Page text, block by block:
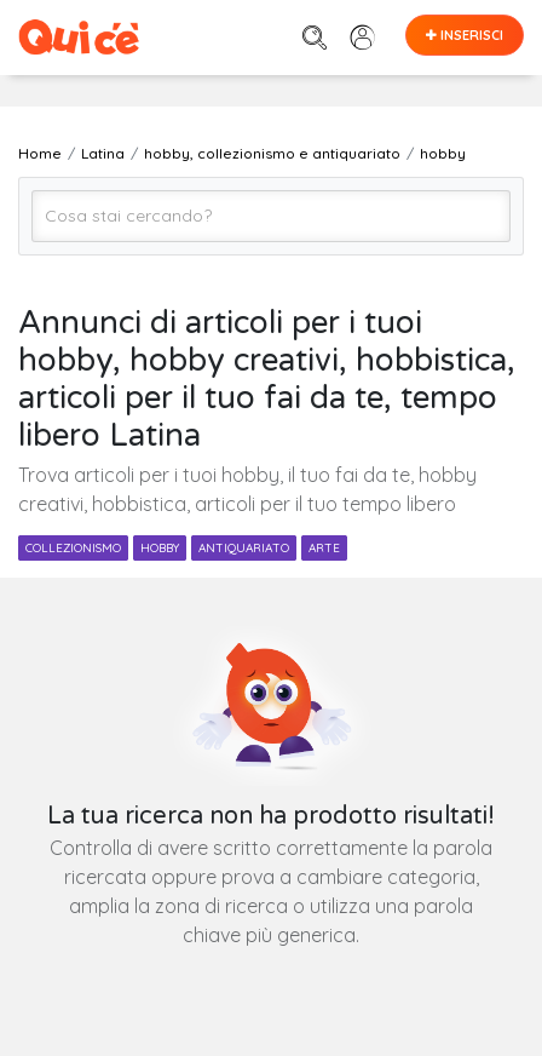
INSERISCI
Home Latina hobby, collezionismo e antiquariato hobby
Latina
Annunci di articoli per i tuoi
hobby, hobby creativi, hobbistica,
articoli per il tuo fai da te, tempo
libero Latina
Trova articoli per i tuoi hobby, il tuo fai da te, hobby
creativi, hobbistica, articoli per il tuo tempo libero
COLLEZIONISMO HOBBY ANTIQUARIATO ARTE
La tua ricerca non ha prodotto risultati!
Controlla di avere scritto correttamente la parola
ricercata oppure prova a cambiare categoria,
amplia la zona di ricerca o utilizza una parola
chiave più generica.